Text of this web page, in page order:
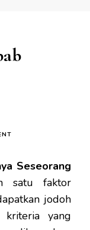
SATU
PENYEBAB
SULITNYA
SESEORANG
JODOH
Seseorang
satu faktor
jodoh
kriteria yang